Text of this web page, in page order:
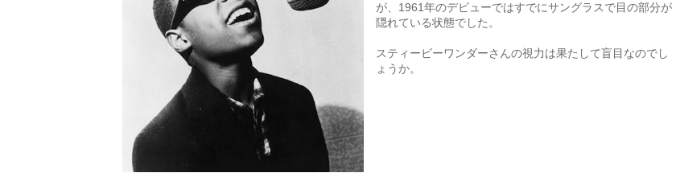
が、1961年のデビューではすでにサングラスで目の部分が
隠れている状態でした。
スティービーワンダーさんの視力は果たして盲目なのでし
ょうか。